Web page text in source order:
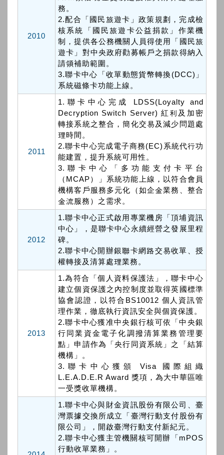
2010
務。
2.配合「國民旅遊卡」政策規劃，完成檢
核系統「國民旅遊卡公益捐款」作業機
制，提供各公務機關人員得使用「國民旅
遊卡」對中央政府勸募帳戶之捐款得納入
請領補助範圍。
3.聯卡中心「收單動態貨幣轉換(DCC)」
系統磁條卡功能上線。
2011
1.聯卡中心完成 LDSS(Loyalty and
Decryption Switch Server) 紅利及加密
轉接系統之整合，簡化交易及減少問題處
理時間。
2.聯卡中心完成電子商務(EC)系統代行功
能建置，提升系統可用性。
3.聯卡中心「多功能支付卡平台
（MCAP）」系統功能上線，以符合會員
機構客戶服務多元化（如企金業務、整合
金流服務）之需求。
2012
1.聯卡中心正式啟用專業機房「頂埔資訊
中心」，是聯卡中心永續經營之發展里程
碑。
2.聯卡中心開辦銀聯卡網路交易收單、授
權轉接及清算處理業務。
2013
1.為符合「個人資料保護法」，聯卡中心
建立個資保護之內控制度並取得英國標準
協會認證，以符合BS10012 個人資訊管
理作業，徹底執行資訊安全與個資保護。
2.聯卡中心獲准中央銀行核可依「中央銀
行同業資金電子化調撥清算業務管理要
點」申請作為「央行同資系統」之「結算
機構」。
3.聯卡中心獲頒 Visa 國際組織
L.E.A.D.E.R Award 獎項，為大中華區唯
一受獎收單機構。
1.聯卡中心與財金資訊股份有限公司、臺
灣票據交換所成立「臺灣行動支付股份有
限公司」，開啟臺灣行動支付新紀元。
2.聯卡中心獲主管機關核可開辦「mPOS
行動收單業務」。